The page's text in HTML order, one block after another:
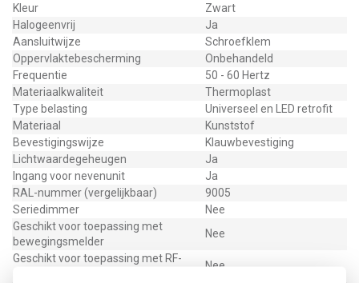
Kleur
Zwart
Halogeenvrij
Ja
Aansluitwijze
Schroefklem
Oppervlaktebescherming
Onbehandeld
Frequentie
50 - 60 Hertz
Materiaalkwaliteit
Thermoplast
Type belasting
Universeel en LED retrofit
Materiaal
Kunststof
Bevestigingswijze
Klauwbevestiging
Lichtwaardegeheugen
Ja
Ingang voor nevenunit
Ja
RAL-nummer (vergelijkbaar)
9005
Seriedimmer
Nee
Geschikt voor toepassing met
bewegingsmelder
Nee
Geschikt voor toepassing met RF-
Nee